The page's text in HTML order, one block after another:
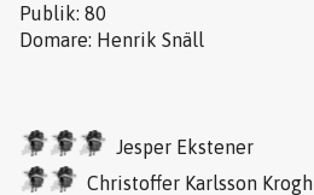
Publik: 80
Domare: Henrik Snäll
Jesper Ekstener
Christoffer Karlsson Krogh